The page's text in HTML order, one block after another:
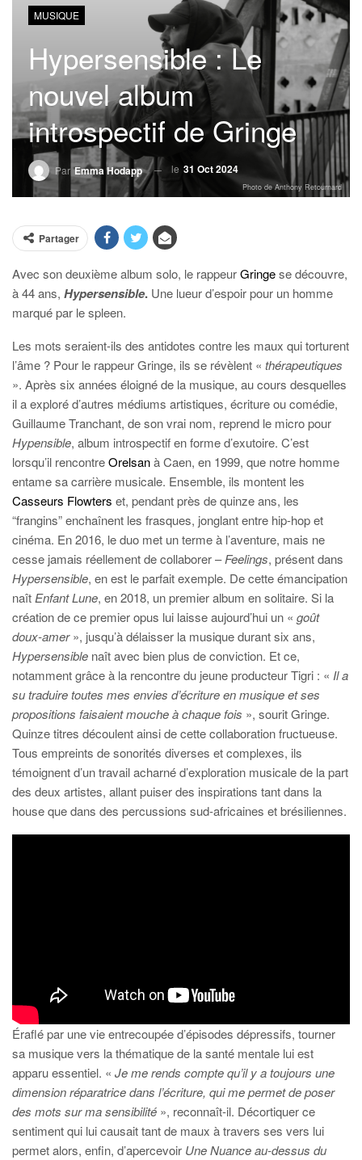
MUSIQUE
Hypersensible : Le
nouvel album
introspectif de Gringe
Par Emma Hodapp le 31 Oct 2024
Photo de Anthony Retournard
Partager
Avec son deuxième album solo, le rappeurGringese découvre,
à 44 ans, Hypersensible. Une lueur d’espoir pour un homme
marqué par le spleen.
Les mots seraient-ils des antidotes contre les maux qui torturent
l’âme ? Pour le rappeur Gringe, ils se révèlent « thérapeutiques
». Après six années éloigné de la musique, au cours desquelles
il a exploré d’autres médiums artistiques, écriture ou comédie,
Guillaume Tranchant, de son vrai nom, reprend le micro pour
Hypensible, album introspectif en forme d’exutoire. C’est
lorsqu’il rencontreOrelsanà Caen, en 1999, que notre homme
entame sa carrière musicale. Ensemble, ils montent les
Casseurs Flowters et, pendant près de quinze ans, les
“frangins” enchaînent les frasques, jonglant entre hip-hop et
cinéma. En 2016, le duo met un terme à l’aventure, mais ne
cesse jamais réellement de collaborer –Feelings, présent dans
Hypersensible, en est le parfait exemple. De cette émancipation
naît Enfant Lune, en 2018, un premier album en solitaire. Si la
création de ce premier opus lui laisse aujourd’hui un « goût
doux-amer», jusqu’à délaisser la musique durant six ans,
Hypersensible naît avec bien plus de conviction. Et ce,
notamment grâce à la rencontre du jeune producteur Tigri : « Il a
su traduire toutes mes envies d’écriture en musique et ses
propositions faisaient mouche à chaque fois », sourit Gringe.
Quinze titres découlent ainsi de cette collaboration fructueuse.
Tous empreints de sonorités diverses et complexes, ils
témoignent d’un travail acharné d’exploration musicale de la part
des deux artistes, allant puiser des inspirations tant dans la
house que dans des percussions sud-africaines et brésiliennes.
Éraflé par une vie entrecoupée d’épisodes dépressifs, tourner
sa musique vers la thématique de la santé mentale lui est
apparu essentiel. « Je me rends compte qu’il y a toujours une
dimension réparatrice dans l’écriture, qui me permet de poser
des mots sur ma sensibilité », reconnaît-il. Décortiquer ce
sentiment qui lui causait tant de maux à travers ses vers lui
permet alors, enfin, d’apercevoir Une Nuance au-dessus du